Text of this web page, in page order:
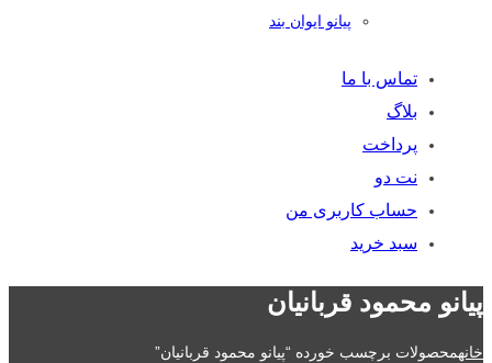
پیانو ایوان بند
تماس با ما
بلاگ
پرداخت
نت دو
حساب کاربری من
سبد خرید
پیانو محمود قربانیان
خانهمحصولات برچسب خورده “پیانو محمود قربانیان”